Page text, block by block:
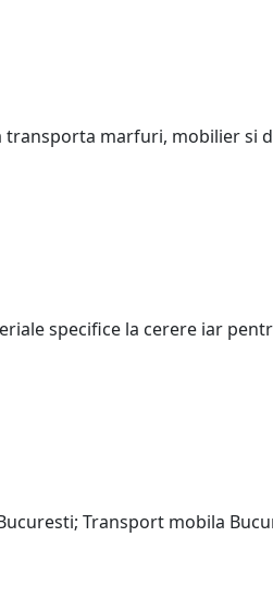
marfuri, mobilier si
specifice la cerere iar
Transport mobila